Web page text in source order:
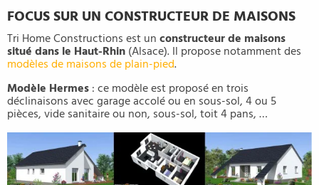
FOCUS SUR UN CONSTRUCTEUR DE MAISONS
Tri Home Constructions est unconstructeur de maisons
situé dans le Haut-Rhin(Alsace). Il propose notamment des
modèles de maisons de plain-pied.
Modèle Hermes: ce modèle est proposé en trois
déclinaisons avec garage accolé ou en sous-sol, 4 ou 5
pièces, vide sanitaire ou non, sous-sol, toit 4 pans, …